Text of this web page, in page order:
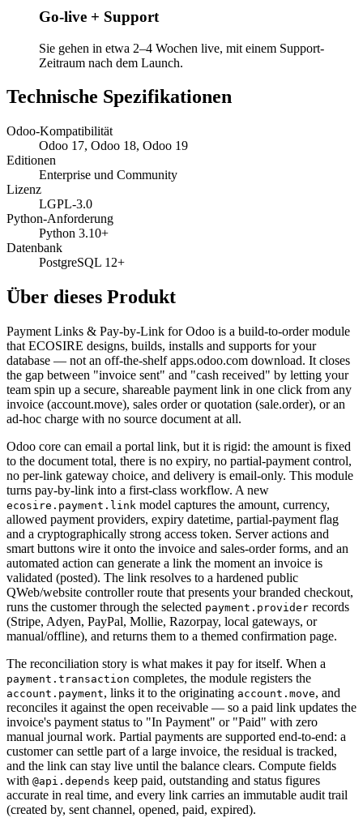
Go-live + Support
Sie gehen in etwa 2–4 Wochen live, mit einem Support-
Zeitraum nach dem Launch.
Technische Spezifikationen
Odoo-Kompatibilität
Odoo 17, Odoo 18, Odoo 19
Editionen
Enterprise und Community
Lizenz
LGPL-3.0
Python-Anforderung
Python 3.10+
Datenbank
PostgreSQL 12+
Über dieses Produkt
Payment Links & Pay-by-Link for Odoo is a build-to-order module
that ECOSIRE designs, builds, installs and supports for your
database — not an off-the-shelf apps.odoo.com download. It closes
the gap between "invoice sent" and "cash received" by letting your
team spin up a secure, shareable payment link in one click from any
invoice (account.move), sales order or quotation (sale.order), or an
ad-hoc charge with no source document at all.
Odoo core can email a portal link, but it is rigid: the amount is fixed
to the document total, there is no expiry, no partial-payment control,
no per-link gateway choice, and delivery is email-only. This module
turns pay-by-link into a first-class workflow. A new
ecosire.payment.link model captures the amount, currency,
allowed payment providers, expiry datetime, partial-payment flag
and a cryptographically strong access token. Server actions and
smart buttons wire it onto the invoice and sales-order forms, and an
automated action can generate a link the moment an invoice is
validated (posted). The link resolves to a hardened public
QWeb/website controller route that presents your branded checkout,
runs the customer through the selected payment.provider records
(Stripe, Adyen, PayPal, Mollie, Razorpay, local gateways, or
manual/offline), and returns them to a themed confirmation page.
The reconciliation story is what makes it pay for itself. When a
payment.transaction completes, the module registers the
account.payment, links it to the originating account.move, and
reconciles it against the open receivable — so a paid link updates the
invoice's payment status to "In Payment" or "Paid" with zero
manual journal work. Partial payments are supported end-to-end: a
customer can settle part of a large invoice, the residual is tracked,
and the link can stay live until the balance clears. Compute fields
with @api.depends keep paid, outstanding and status figures
accurate in real time, and every link carries an immutable audit trail
(created by, sent channel, opened, paid, expired).